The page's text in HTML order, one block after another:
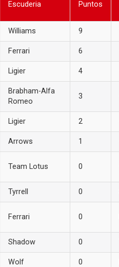
Escuderia Puntos
Williams 9
Ferrari 6
Ligier 4
Brabham-Alfa
Romeo
3
Ligier 2
Arrows 1
Team Lotus 0
Tyrrell 0
Ferrari 0
Shadow 0
Wolf 0